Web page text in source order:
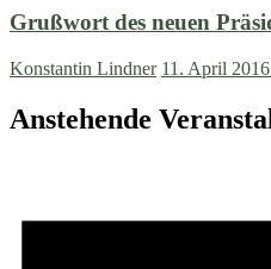
Grußwort des neuen
Konstantin Lindner 11. April 2016
Anstehende